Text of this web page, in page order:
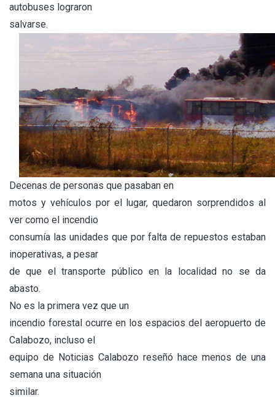
autobuses lograron
salvarse.
Decenas de personas que pasaban en
motos y vehículos por el lugar, quedaron sorprendidos al
ver como el incendio
consumía las unidades que por falta de repuestos estaban
inoperativas, a pesar
de que el transporte público en la localidad no se da
abasto.
No es la primera vez que un
incendio forestal ocurre en los espacios del aeropuerto de
Calabozo, incluso el
equipo de Noticias Calabozo reseñó hace menos de una
semana una situación
similar.